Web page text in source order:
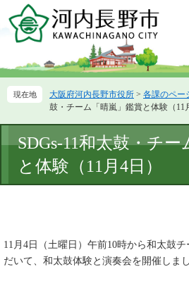
ー
先
ニ
を
て
大阪府河内長野市役所 > 各課のペー
鼓・チーム「晴嵐」鑑賞と体験（11
文
SDGs-11和太鼓・チ
と体験（11月4日）
11月4日（土曜日）午前10時から和太鼓
だいて、和太鼓体験と演奏会を開催しまし